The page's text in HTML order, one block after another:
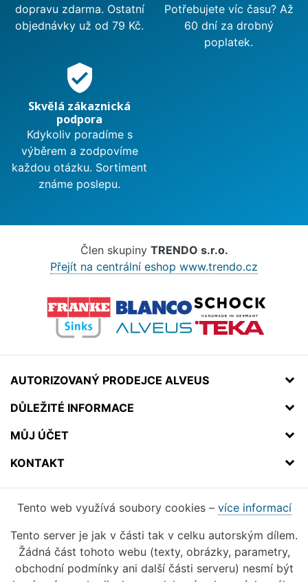
dopravu zdarma. Ostatní
objednávky už od 79 Kč.
Potřebujete víc času? Až
60 dní za drobný
poplatek.
verified_user
Skvělá zákaznická
podpora
Kdykoliv poradíme s
výběrem a zodpovíme
každou otázku. Sortiment
známe poslepu.
Člen skupiny TRENDO s.r.o.
Přejít na centrální eshop www.trendo.cz
AUTORIZOVANÝ PRODEJCE ALVEUS
DŮLEŽITÉ INFORMACE
MŮJ ÚČET
KONTAKT
Tento web využívá soubory cookies – více informací
Tento server je jak v části tak v celku autorským dílem.
Žádná část tohoto webu (texty, obrázky, parametry,
obchodní podmínky ani další části serveru) nesmí být